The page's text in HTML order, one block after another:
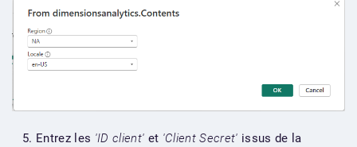
Entrez les 'ID client' et 'Client Secret' issus de la